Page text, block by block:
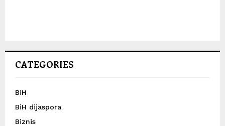
CATEGORIES
BiH
BiH dijaspora
Biznis